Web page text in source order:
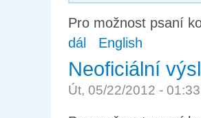
Pro možnost psaní
dál
English
Neoficiální
Út, 05/22/2012 -